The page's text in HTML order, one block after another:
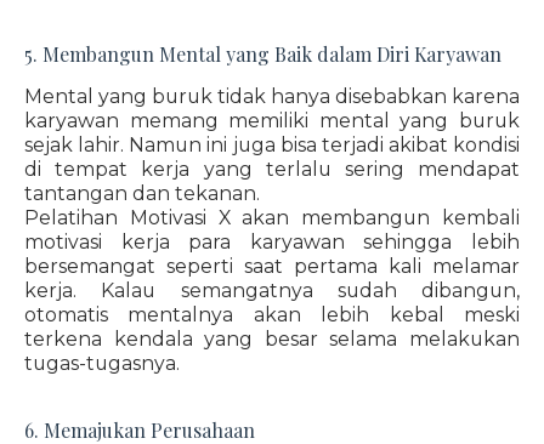
5. Membangun Mental yang Baik dalam Diri Karyawan
Mental yang buruk tidak hanya disebabkan karena
karyawan memang memiliki mental yang buruk
sejak lahir. Namun ini juga bisa terjadi akibat kondisi
di tempat kerja yang terlalu sering mendapat
tantangan dan tekanan.
Pelatihan Motivasi X akan membangun kembali
motivasi kerja para karyawan sehingga lebih
bersemangat seperti saat pertama kali melamar
kerja. Kalau semangatnya sudah dibangun,
otomatis mentalnya akan lebih kebal meski
terkena kendala yang besar selama melakukan
tugas-tugasnya.
6. Memajukan Perusahaan